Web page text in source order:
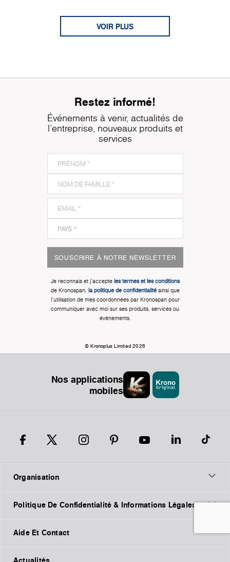
VOIR PLUS
Restez informé!
Événements à venir, actualités de
l'entreprise, nouveaux produits et
services
SOUSCRIRE À NOTRE NEWSLETTER
Je reconnais et j'accepte les termes et les conditions
de Kronospan, la politique de confidentialitéainsi que
l'utilisation de mes coordonnées par Kronospan pour
communiquer avec moi sur ses produits, services ou
événements.
© Kronoplus Limited 2026
Nos applications
mobiles
Organisation
Politique De Confidentialité & Informations Légales
Aide Et Contact